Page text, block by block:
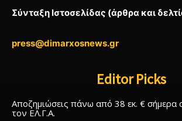
Σύνταξη Ιστοσελίδας (άρθρα και
press@dimarxosnews.gr
Editor Picks
Αποζημιώσεις πάνω από 38 εκ. € σήμερα
τον ΕΛ.Γ.Α.